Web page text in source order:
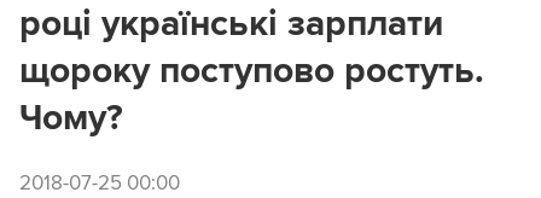
році українські зарплати
щороку поступово ростуть.
Чому?
2018-07-25 00:00